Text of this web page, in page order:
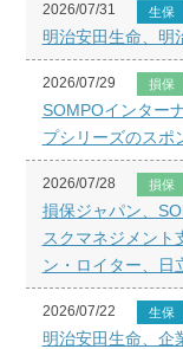
2026/07/31 生保
明治安田生命、明
2026/07/29 損保
SOMPOインター
プシリーズのスポ
2026/07/28 損保
損保ジャパン、
スクマネジメント
ン・ロイター、日
2026/07/22 生保
明治安田生命、企